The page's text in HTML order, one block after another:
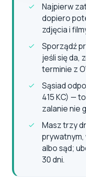
Najpierw
dopiero
zdjęcia i
Sporządź
jeśli się da,
terminie z
Sąsiad
415 KC) —
zalanie nie
Masz trzy
prywatnym,
albo sąd;
30 dni.